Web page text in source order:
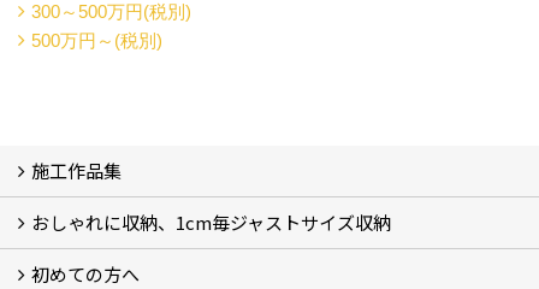
300～500万円(税別)
500万円～(税別)
施工作品集
施工作品集
おしゃれに収納、1cm毎ジャストサイズ収納
おしゃれに収納、相談会
ジャストサイズ収納、1cm毎に自由自在
ジャストサイズ収納、作品集
ジャストサイズ収納、価格11.000～
ジャストサイズ収納、Before・After
ジャストサイズ収納、カラー
好きっ！を飾る、ラックオン収納
サーファーへ、RACK ON収納surf
初めての方へ